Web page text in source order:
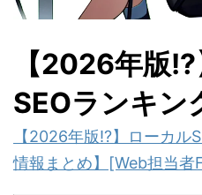
【2026年版
SEOランキン
【2026年版!?】ローカル
情報まとめ】[Web担当者